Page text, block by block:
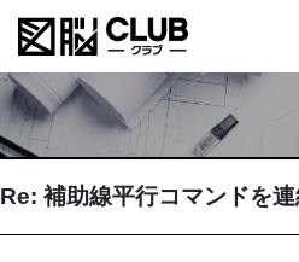
Re: 補助線平行コマンドを